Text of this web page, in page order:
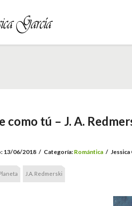
como tú – J. A.
13/06/2018 / Categoría: Romántica / Jessica
J.A. Redmerski